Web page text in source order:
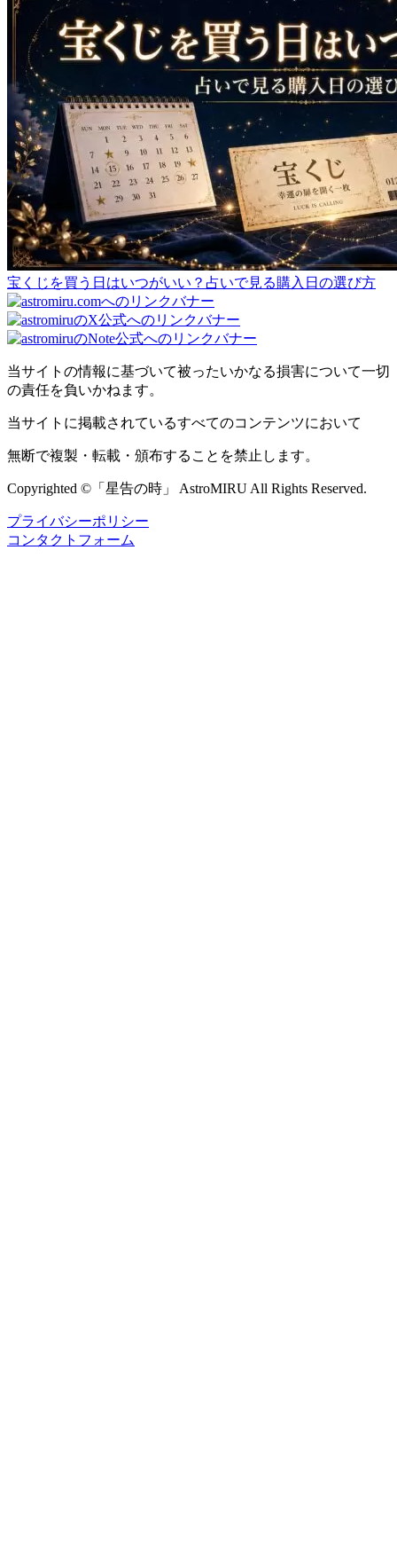
宝くじを買う日はいつがいい？占いで見る購入日の選び方
当サイトの情報に基づいて被ったいかなる損害について一切
の責任を負いかねます。
当サイトに掲載されているすべてのコンテンツにおいて
無断で複製・転載・頒布することを禁止します。
Copyrighted ©「星告の時」 AstroMIRU All Rights Reserved.
プライバシーポリシー
コンタクトフォーム